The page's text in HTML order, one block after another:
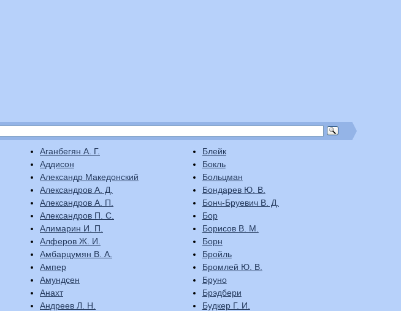
Аганбегян А. Г.
Аддисон
Александр Македонский
Александров А. Д.
Александров А. П.
Александров П. С.
Алимарин И. П.
Алферов Ж. И.
Амбарцумян В. А.
Ампер
Амундсен
Анахт
Андреев Л. Н.
Блейк
Бокль
Больцман
Бондарев Ю. В.
Бонч-Бруевич В. Д.
Бор
Борисов В. М.
Борн
Бройль
Бромлей Ю. В.
Бруно
Брэдбери
Будкер Г. И.